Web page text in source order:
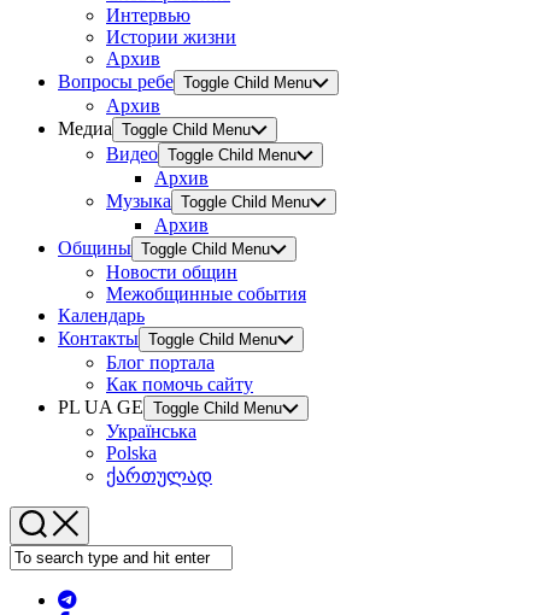
Интервью
Истории жизни
Архив
Вопросы ребе Toggle Child Menu
Архив
Медиа Toggle Child Menu
Видео Toggle Child Menu
Архив
Музыка Toggle Child Menu
Архив
Общины Toggle Child Menu
Новости общин
Межобщинные события
Календарь
Контакты Toggle Child Menu
Блог портала
Как помочь сайту
PL UA GE Toggle Child Menu
Українська
Polska
ქართულად